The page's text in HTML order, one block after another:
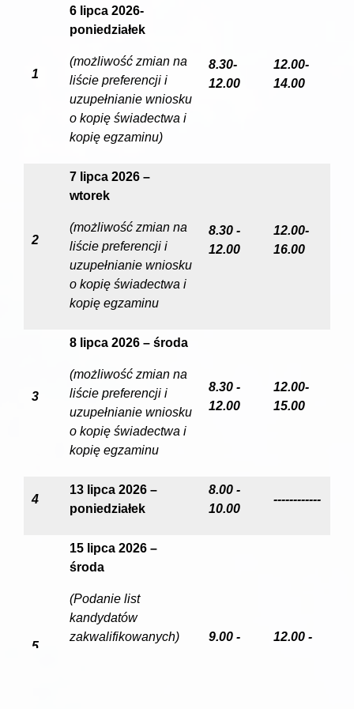
1
6 lipca 2026-
poniedziałek
(możliwość zmian na
liście preferencji i
uzupełnianie wniosku
o kopię świadectwa i
kopię egzaminu)
8.30-
12.00
12.00-
14.00
2
7 lipca 2026 –
wtorek
(możliwość zmian na
liście preferencji i
uzupełnianie wniosku
o kopię świadectwa i
kopię egzaminu
8.30 -
12.00
12.00-
16.00
3
8 lipca 2026 – środa
(możliwość zmian na
liście preferencji i
uzupełnianie wniosku
o kopię świadectwa i
kopię egzaminu
8.30 -
12.00
12.00-
15.00
4
13 lipca 2026 –
poniedziałek
8.00 -
10.00
------------
5
15 lipca 2026 –
środa
(Podanie list
kandydatów
zakwalifikowanych)
9.00 -
12.00 -